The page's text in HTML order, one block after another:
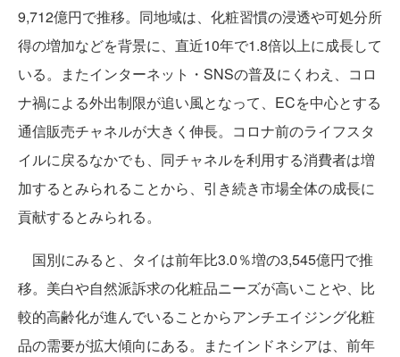
9,712億円で推移。同地域は、化粧習慣の浸透や可処分所
得の増加などを背景に、直近10年で1.8倍以上に成長して
いる。またインターネット・SNSの普及にくわえ、コロ
ナ禍による外出制限が追い風となって、ECを中心とする
通信販売チャネルが大きく伸長。コロナ前のライフスタ
イルに戻るなかでも、同チャネルを利用する消費者は増
加するとみられることから、引き続き市場全体の成長に
貢献するとみられる。
国別にみると、タイは前年比3.0％増の3,545億円で推
移。美白や自然派訴求の化粧品ニーズが高いことや、比
較的高齢化が進んでいることからアンチエイジング化粧
品の需要が拡大傾向にある。またインドネシアは、前年